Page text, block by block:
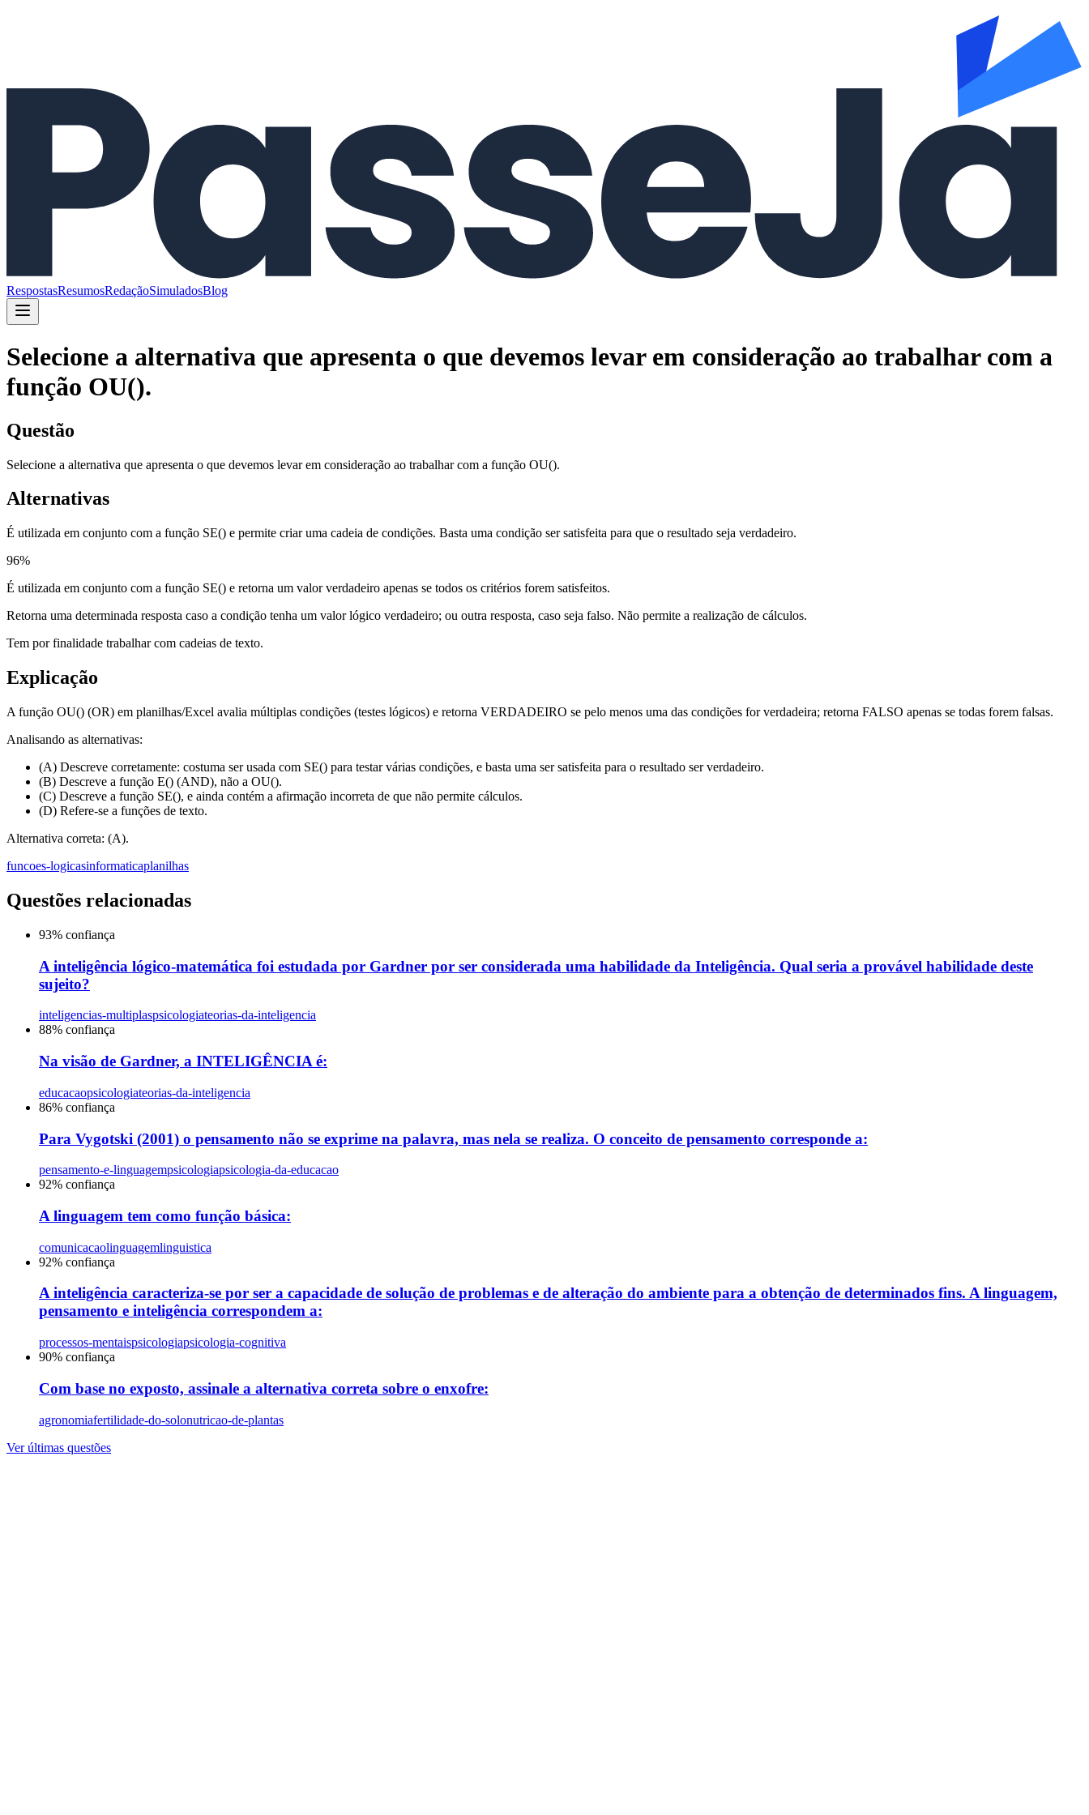
RespostasResumosRedaçãoSimuladosBlog
Selecione a alternativa que apresenta o que devemos levar em consideração ao trabalhar com a
função OU().
Questão
Selecione a alternativa que apresenta o que devemos levar em consideração ao trabalhar com a função OU().
Alternativas
É utilizada em conjunto com a função SE() e permite criar uma cadeia de condições. Basta uma condição ser satisfeita para que o resultado seja verdadeiro.
96%
É utilizada em conjunto com a função SE() e retorna um valor verdadeiro apenas se todos os critérios forem satisfeitos.
Retorna uma determinada resposta caso a condição tenha um valor lógico verdadeiro; ou outra resposta, caso seja falso. Não permite a realização de cálculos.
Tem por finalidade trabalhar com cadeias de texto.
Explicação
A função OU() (OR) em planilhas/Excel avalia múltiplas condições (testes lógicos) e retorna VERDADEIRO se pelo menos uma das condições for verdadeira; retorna FALSO apenas se todas forem falsas.
Analisando as alternativas:
(A) Descreve corretamente: costuma ser usada com SE() para testar várias condições, e basta uma ser satisfeita para o resultado ser verdadeiro.
(B) Descreve a função E() (AND), não a OU().
(C) Descreve a função SE(), e ainda contém a afirmação incorreta de que não permite cálculos.
(D) Refere-se a funções de texto.
Alternativa correta: (A).
funcoes-logicasinformaticaplanilhas
Questões relacionadas
93% confiança
A inteligência lógico-matemática foi estudada por Gardner por ser considerada uma habilidade da Inteligência. Qual seria a provável habilidade deste
sujeito?
inteligencias-multiplaspsicologiateorias-da-inteligencia
88% confiança
Na visão de Gardner, a INTELIGÊNCIA é:
educacaopsicologiateorias-da-inteligencia
86% confiança
Para Vygotski (2001) o pensamento não se exprime na palavra, mas nela se realiza. O conceito de pensamento corresponde a:
pensamento-e-linguagempsicologiapsicologia-da-educacao
92% confiança
A linguagem tem como função básica:
comunicacaolinguagemlinguistica
92% confiança
A inteligência caracteriza-se por ser a capacidade de solução de problemas e de alteração do ambiente para a obtenção de determinados fins. A linguagem,
pensamento e inteligência correspondem a:
processos-mentaispsicologiapsicologia-cognitiva
90% confiança
Com base no exposto, assinale a alternativa correta sobre o enxofre:
agronomiafertilidade-do-solonutricao-de-plantas
Ver últimas questões